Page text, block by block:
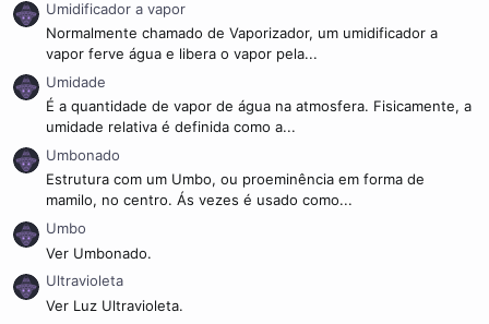
Umidificador a vapor
Normalmente chamado de Vaporizador, um umidificador a
vapor ferve água e libera o vapor pela...
Umidade
É a quantidade de vapor de água na atmosfera. Fisicamente, a
umidade relativa é definida como a...
Umbonado
Estrutura com um Umbo, ou proeminência em forma de
mamilo, no centro. Ás vezes é usado como...
Umbo
Ver Umbonado.
Ultravioleta
Ver Luz Ultravioleta.